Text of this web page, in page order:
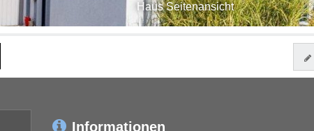
Haus Seitenansicht
Informationen